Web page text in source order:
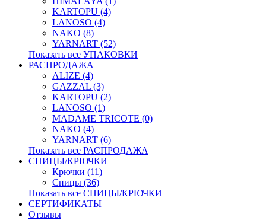
KARTOPU (4)
LANOSO (4)
NAKO (8)
YARNART (52)
Показать все УПАКОВКИ
РАСПРОДАЖА
ALIZE (4)
GAZZAL (3)
KARTOPU (2)
LANOSO (1)
MADAME TRICOTE (0)
NAKO (4)
YARNART (6)
Показать все РАСПРОДАЖА
СПИЦЫ/КРЮЧКИ
Крючки (11)
Спицы (36)
Показать все СПИЦЫ/КРЮЧКИ
СЕРТИФИКАТЫ
Отзывы